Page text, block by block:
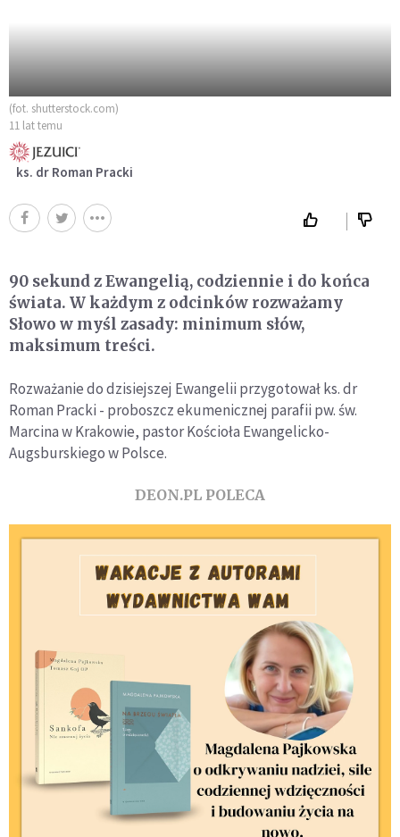
(fot. shutterstock.com)
11 lat temu
ks. dr Roman Pracki
90 sekund z Ewangelią, codziennie i do końca
świata. W każdym z odcinków rozważamy
Słowo w myśl zasady: minimum słów,
maksimum treści.
Rozważanie do dzisiejszej Ewangelii przygotował ks. dr
Roman Pracki - proboszcz ekumenicznej parafii pw. św.
Marcina w Krakowie, pastor Kościoła Ewangelicko-
Augsburskiego w Polsce.
DEON.PL POLECA